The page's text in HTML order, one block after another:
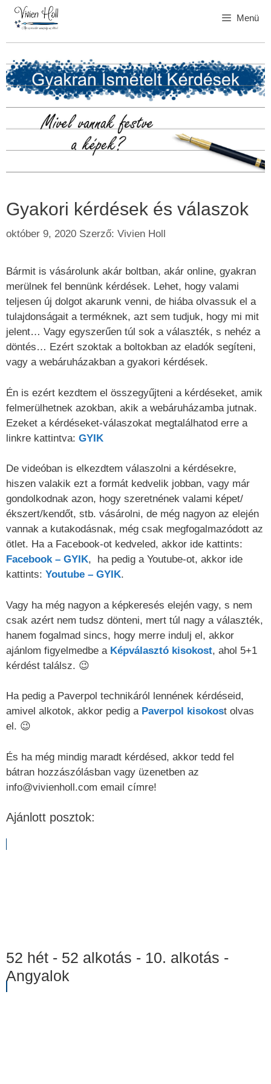
Kilépés
Menü
Gyakori kérdések és válaszok
október 9, 2020 Szerző: Vivien Holl
Bármit is vásárolunk akár boltban, akár online, gyakran
merülnek fel bennünk kérdések. Lehet, hogy valami
teljesen új dolgot akarunk venni, de hiába olvassuk el a
tulajdonságait a terméknek, azt sem tudjuk, hogy mi mit
jelent… Vagy egyszerűen túl sok a választék, s nehéz a
döntés… Ezért szoktak a boltokban az eladók segíteni,
vagy a webáruházakban a gyakori kérdések.
Én is ezért kezdtem el összegyűjteni a kérdéseket, amik
felmerülhetnek azokban, akik a webáruházamba jutnak.
Ezeket a kérdéseket-válaszokat megtalálhatod erre a
linkre kattintva: GYIK
De videóban is elkezdtem válaszolni a kérdésekre,
hiszen valakik ezt a formát kedvelik jobban, vagy már
gondolkodnak azon, hogy szeretnének valami képet/
ékszert/kendőt, stb. vásárolni, de még nagyon az elején
vannak a kutakodásnak, még csak megfogalmazódott az
ötlet. Ha a Facebook-ot kedveled, akkor ide kattints:
Facebook – GYIK, ha pedig a Youtube-ot, akkor ide
kattints: Youtube – GYIK.
Vagy ha még nagyon a képkeresés elején vagy, s nem
csak azért nem tudsz dönteni, mert túl nagy a választék,
hanem fogalmad sincs, hogy merre indulj el, akkor
ajánlom figyelmedbe a Képválasztó kisokost, ahol 5+1
kérdést találsz. 😉
Ha pedig a Paverpol technikáról lennének kérdéseid,
amivel alkotok, akkor pedig a Paverpol kisokost olvas
el. 😉
És ha még mindig maradt kérdésed, akkor tedd fel
bátran hozzászólásban vagy üzenetben az
info@vivienholl.com email címre!
Ajánlott posztok:
52 hét - 52 alkotás - 10. alkotás -
Angyalok